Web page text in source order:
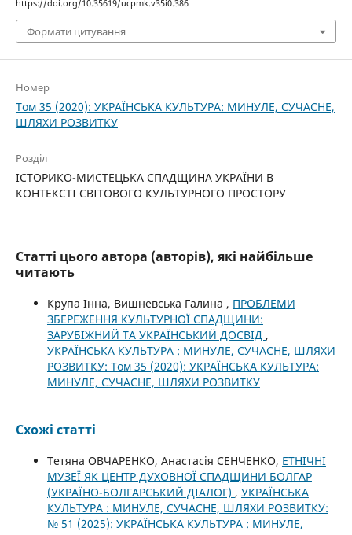
https://doi.org/10.35619/ucpmk.v35i0.386
Формати цитування
Номер
Том 35 (2020): УКРАЇНСЬКА КУЛЬТУРА: МИНУЛЕ, СУЧАСНЕ,
ШЛЯХИ РОЗВИТКУ
Розділ
ІСТОРИКО-МИСТЕЦЬКА СПАДЩИНА УКРАЇНИ В
КОНТЕКСТІ СВІТОВОГО КУЛЬТУРНОГО ПРОСТОРУ
Статті цього автора (авторів), які найбільше
читають
Крупа Інна, Вишневська Галина , ПРОБЛЕМИ
ЗБЕРЕЖЕННЯ КУЛЬТУРНОЇ СПАДЩИНИ:
ЗАРУБІЖНИЙ ТА УКРАЇНСЬКИЙ ДОСВІД ,
УКРАЇНСЬКА КУЛЬТУРА : МИНУЛЕ, СУЧАСНЕ, ШЛЯХИ
РОЗВИТКУ: Том 35 (2020): УКРАЇНСЬКА КУЛЬТУРА:
МИНУЛЕ, СУЧАСНЕ, ШЛЯХИ РОЗВИТКУ
Схожі статті
Тетяна ОВЧАРЕНКО, Анастасія СЕНЧЕНКО, ЕТНІЧНІ
МУЗЕЇ ЯК ЦЕНТР ДУХОВНОЇ СПАДЩИНИ БОЛГАР
(УКРАЇНО-БОЛГАРСЬКИЙ ДІАЛОГ) , УКРАЇНСЬКА
КУЛЬТУРА : МИНУЛЕ, СУЧАСНЕ, ШЛЯХИ РОЗВИТКУ:
№ 51 (2025): УКРАЇНСЬКА КУЛЬТУРА : МИНУЛЕ,